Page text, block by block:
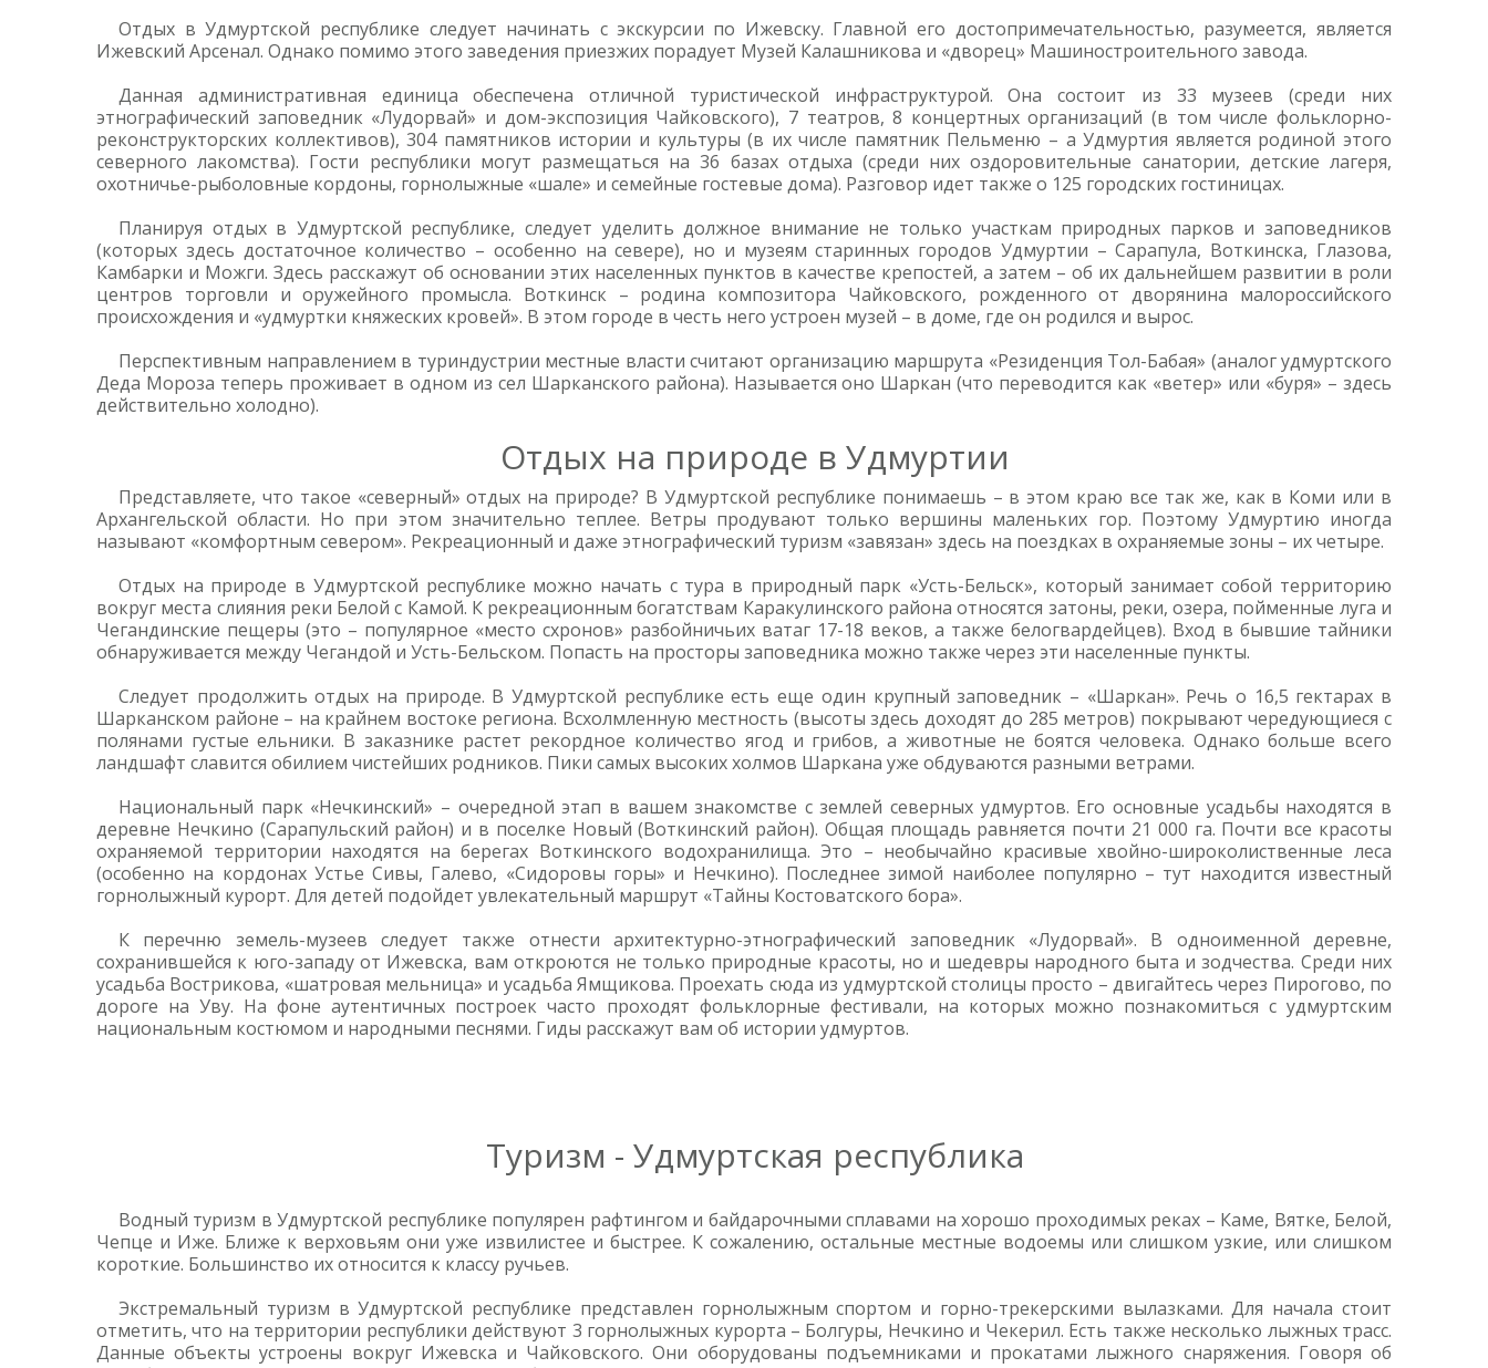
Отдых в Удмуртской республике следует начинать с экскурсии по Ижевску. Главной его достопримечательностью, разумеется, является
Ижевский Арсенал. Однако помимо этого заведения приезжих порадует Музей Калашникова и «дворец» Машиностроительного завода.
Данная административная единица обеспечена отличной туристической инфраструктурой. Она состоит из 33 музеев (среди них
этнографический заповедник «Лудорвай» и дом-экспозиция Чайковского), 7 театров, 8 концертных организаций (в том числе фольклорно-
реконструкторских коллективов), 304 памятников истории и культуры (в их числе памятник Пельменю – а Удмуртия является родиной этого
северного лакомства). Гости республики могут размещаться на 36 базах отдыха (среди них оздоровительные санатории, детские лагеря,
охотничье-рыболовные кордоны, горнолыжные «шале» и семейные гостевые дома). Разговор идет также о 125 городских гостиницах.
Планируя отдых в Удмуртской республике, следует уделить должное внимание не только участкам природных парков и заповедников
(которых здесь достаточное количество – особенно на севере), но и музеям старинных городов Удмуртии – Сарапула, Воткинска, Глазова,
Камбарки и Можги. Здесь расскажут об основании этих населенных пунктов в качестве крепостей, а затем – об их дальнейшем развитии в роли
центров торговли и оружейного промысла. Воткинск – родина композитора Чайковского, рожденного от дворянина малороссийского
происхождения и «удмуртки княжеских кровей». В этом городе в честь него устроен музей – в доме, где он родился и вырос.
Перспективным направлением в туриндустрии местные власти считают организацию маршрута «Резиденция Тол-Бабая» (аналог удмуртского
Деда Мороза теперь проживает в одном из сел Шарканского района). Называется оно Шаркан (что переводится как «ветер» или «буря» – здесь
действительно холодно).
Отдых на природе в Удмуртии
Представляете, что такое «северный» отдых на природе? В Удмуртской республике понимаешь – в этом краю все так же, как в Коми или в
Архангельской области. Но при этом значительно теплее. Ветры продувают только вершины маленьких гор. Поэтому Удмуртию иногда
называют «комфортным севером». Рекреационный и даже этнографический туризм «завязан» здесь на поездках в охраняемые зоны – их четыре.
Отдых на природе в Удмуртской республике можно начать с тура в природный парк «Усть-Бельск», который занимает собой территорию
вокруг места слияния реки Белой с Камой. К рекреационным богатствам Каракулинского района относятся затоны, реки, озера, пойменные луга и
Чегандинские пещеры (это – популярное «место схронов» разбойничьих ватаг 17-18 веков, а также белогвардейцев). Вход в бывшие тайники
обнаруживается между Чегандой и Усть-Бельском. Попасть на просторы заповедника можно также через эти населенные пункты.
Следует продолжить отдых на природе. В Удмуртской республике есть еще один крупный заповедник – «Шаркан». Речь о 16,5 гектарах в
Шарканском районе – на крайнем востоке региона. Всхолмленную местность (высоты здесь доходят до 285 метров) покрывают чередующиеся с
полянами густые ельники. В заказнике растет рекордное количество ягод и грибов, а животные не боятся человека. Однако больше всего
ландшафт славится обилием чистейших родников. Пики самых высоких холмов Шаркана уже обдуваются разными ветрами.
Национальный парк «Нечкинский» – очередной этап в вашем знакомстве с землей северных удмуртов. Его основные усадьбы находятся в
деревне Нечкино (Сарапульский район) и в поселке Новый (Воткинский район). Общая площадь равняется почти 21 000 га. Почти все красоты
охраняемой территории находятся на берегах Воткинского водохранилища. Это – необычайно красивые хвойно-широколиственные леса
(особенно на кордонах Устье Сивы, Галево, «Сидоровы горы» и Нечкино). Последнее зимой наиболее популярно – тут находится известный
горнолыжный курорт. Для детей подойдет увлекательный маршрут «Тайны Костоватского бора».
К перечню земель-музеев следует также отнести архитектурно-этнографический заповедник «Лудорвай». В одноименной деревне,
сохранившейся к юго-западу от Ижевска, вам откроются не только природные красоты, но и шедевры народного быта и зодчества. Среди них
усадьба Вострикова, «шатровая мельница» и усадьба Ямщикова. Проехать сюда из удмуртской столицы просто – двигайтесь через Пирогово, по
дороге на Уву. На фоне аутентичных построек часто проходят фольклорные фестивали, на которых можно познакомиться с удмуртским
национальным костюмом и народными песнями. Гиды расскажут вам об истории удмуртов.
Туризм - Удмуртская республика
Водный туризм в Удмуртской республике популярен рафтингом и байдарочными сплавами на хорошо проходимых реках – Каме, Вятке, Белой,
Чепце и Иже. Ближе к верховьям они уже извилистее и быстрее. К сожалению, остальные местные водоемы или слишком узкие, или слишком
короткие. Большинство их относится к классу ручьев.
Экстремальный туризм в Удмуртской республике представлен горнолыжным спортом и горно-трекерскими вылазками. Для начала стоит
отметить, что на территории республики действуют 3 горнолыжных курорта – Болгуры, Нечкино и Чекерил. Есть также несколько лыжных трасс.
Данные объекты устроены вокруг Ижевска и Чайковского. Они оборудованы подъемниками и прокатами лыжного снаряжения. Говоря об